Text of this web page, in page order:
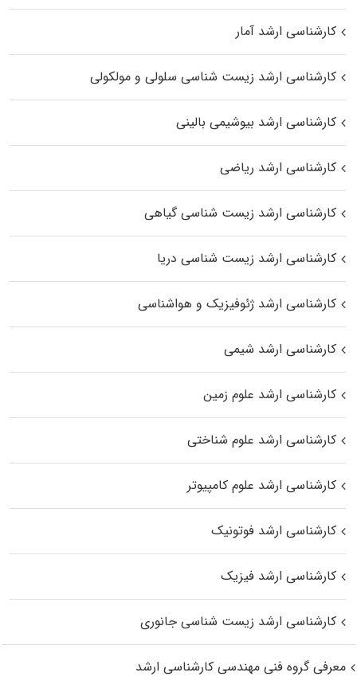
کارشناسی ارشد آمار
کارشناسی ارشد زیست شناسی سلولی و مولکولی
کارشناسی ارشد بیوشیمی بالینی
کارشناسی ارشد ریاضی
کارشناسی ارشد زیست‌ شناسی گیاهی
کارشناسی ارشد زیست‌ شناسی دریا
کارشناسی ارشد ژئوفیزیک و هواشناسی
کارشناسی ارشد شیمی
کارشناسی ارشد علوم زمین
کارشناسی ارشد علوم شناختی
کارشناسی ارشد علوم کامپیوتر
کارشناسی ارشد فوتونیک
کارشناسی ارشد فیزیک
کارشناسی ارشد زیست‌ شناسی جانوری
معرفی گروه فنی مهندسی کارشناسی ارشد